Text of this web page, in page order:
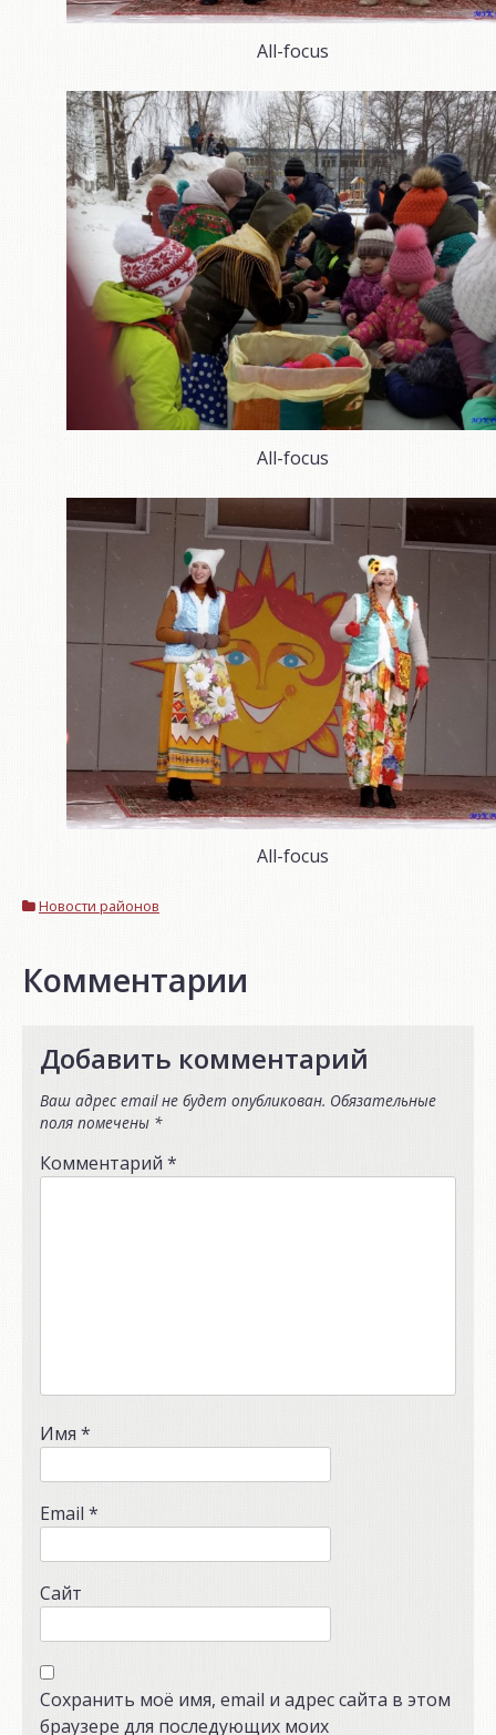
All-focus
All-focus
All-focus
Новости районов
Комментарии
Добавить комментарий
Ваш адрес email не будет опубликован. Обязательные
поля помечены *
Комментарий *
Имя *
Email *
Сайт
Сохранить моё имя, email и адрес сайта в этом
браузере для последующих моих